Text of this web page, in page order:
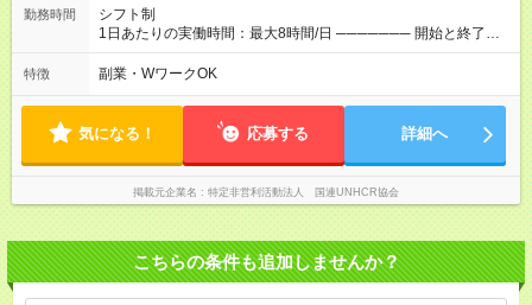
インフルエンザ予防接種補助 ◇成果給（個人業績／月毎）​ ◇チ
ームボーナス（チーム業績／月毎） ◇チャレンジ昇給制度 ◇年
さ：1ヶ月 雇用形態、給与は本採用時と同じです。 初回は1か月
契約でトライアル期間（給与・待遇に差異なし）
勤務時間
シフト制
1日あたりの実働時間：最大8時間/日 ─────── 開始と終了時
間 ─────── 8:00～21:00の中でシフト制 ※実働8時間（休憩
60分） ※活動場所により開始・終了時間は変動 ─────── 選
や月水金日、火水金土日など フルタイムで取り組みたい方も、
Ｗワーク希望の方も歓迎◎
特徴 副業・WワークOK
気になる！ 応募する 詳細へ
掲載元企業名 特定非営利活動法人 国連UNHCR協会
こちらの条件も追加しませんか？